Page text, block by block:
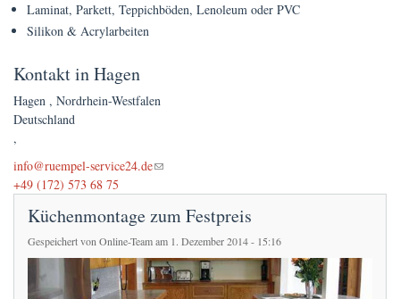
Laminat, Parkett, Teppichböden, Lenoleum oder PVC
Silikon & Acrylarbeiten
Kontakt in Hagen
Hagen , Nordrhein-Westfalen
Deutschland
,
info@ruempel-service24.de
(link sends e-mail)
+49 (172) 573 68 75
Küchenmontage zum Festpreis
Gespeichert von Online-Teamam 1. Dezember 2014 - 15:16